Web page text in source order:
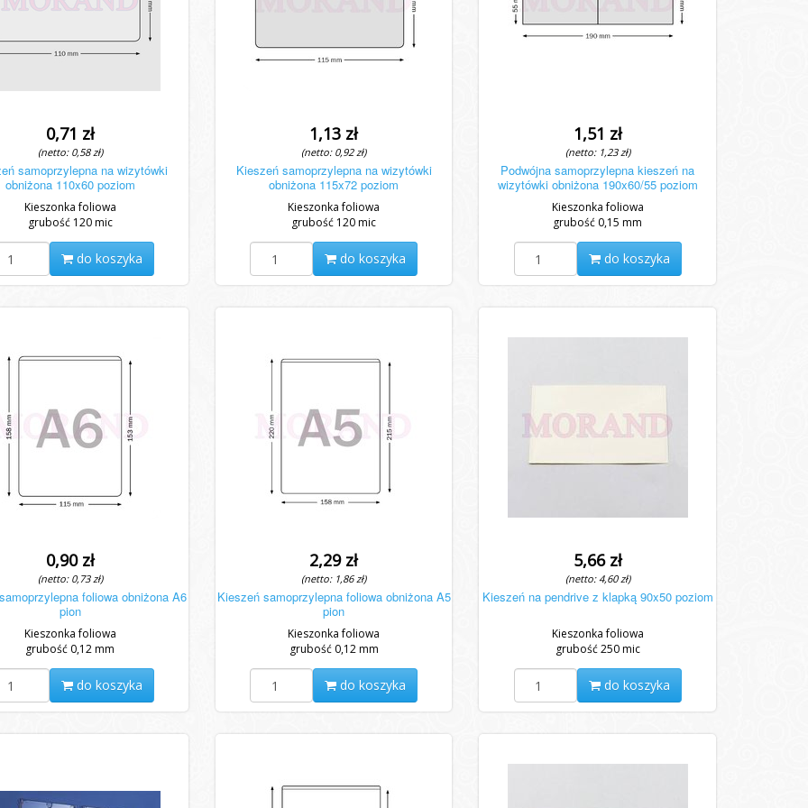
0,71 zł
(netto: 0,58 zł)
samoprzylepna na wizytówki
obniżona 110x60 poziom
Kieszonka foliowa
grubość 120 mic
do koszyka
1,13 zł
(netto: 0,92 zł)
Kieszeń samoprzylepna na wizytówki
obniżona 115x72 poziom
Kieszonka foliowa
grubość 120 mic
do koszyka
1,51 zł
(netto: 1,23 zł)
Podwójna samoprzylepna kieszeń na
wizytówki obniżona 190x60/55 poziom
Kieszonka foliowa
grubość 0,15 mm
do koszyka
0,90 zł
(netto: 0,73 zł)
foliowa obniżona A6
pion
Kieszonka foliowa
grubość 0,12 mm
do koszyka
2,29 zł
(netto: 1,86 zł)
Kieszeń samoprzylepna foliowa obniżona A5
pion
Kieszonka foliowa
grubość 0,12 mm
do koszyka
5,66 zł
(netto: 4,60 zł)
Kieszeń na pendrive z klapką 90x50 poziom
Kieszonka foliowa
grubość 250 mic
do koszyka